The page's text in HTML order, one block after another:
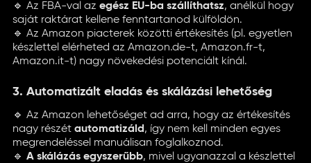
🔹 Az FBA-val az egész EU-ba szállíthatsz, anélkül hogy
saját raktárat kellene fenntartanod külföldön.
🔹 Az Amazon piacterek közötti értékesítés (pl. egyetlen
készlettel elérheted az Amazon.de-t, Amazon.fr-t,
Amazon.it-t) nagy növekedési potenciált kínál.
3. Automatizált eladás és skálázási lehetőség
🔹 Az Amazon lehetőséget ad arra, hogy az értékesítés
nagy részét automatizáld , így nem kell minden egyes
megrendeléssel manuálisan foglalkoznod.
🔹 A skálázás egyszerűbb, mivel ugyanazzal a készlettel